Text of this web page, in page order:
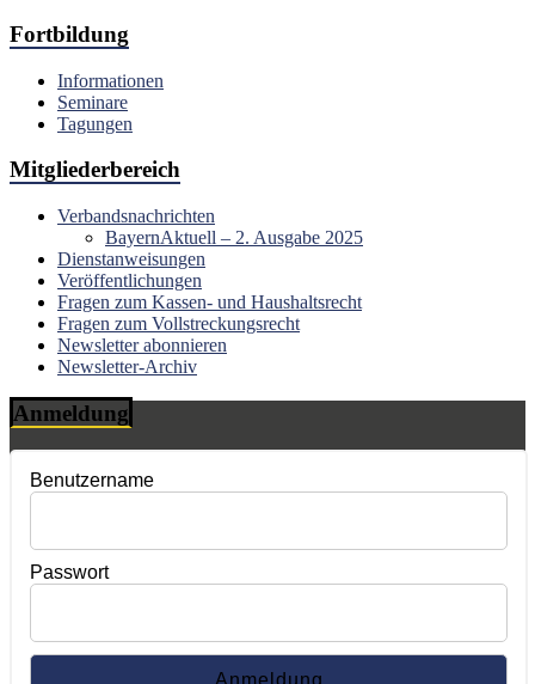
Fortbildung
Informationen
Seminare
Tagungen
Mitgliederbereich
Verbandsnachrichten
BayernAktuell – 2. Ausgabe 2025
Dienstanweisungen
Veröffentlichungen
Fragen zum Kassen- und Haushaltsrecht
Fragen zum Vollstreckungsrecht
Newsletter abonnieren
Newsletter-Archiv
Anmeldung
Benutzername
Passwort